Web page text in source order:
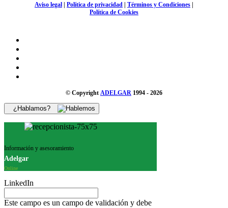
Aviso legal | Política de privacidad | Términos y Condiciones |
Política de Cookies
© Copyright ADELGAR 1994 - 2026
¿Hablamos?
Información y asesoramiento
Adelgar
Online
LinkedIn
Este campo es un campo de validación y debe